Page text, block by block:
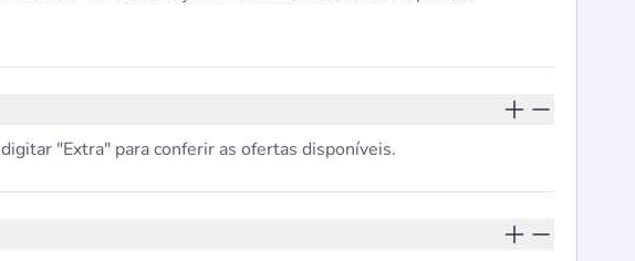
"Extra" para conferir as ofertas disponíveis.